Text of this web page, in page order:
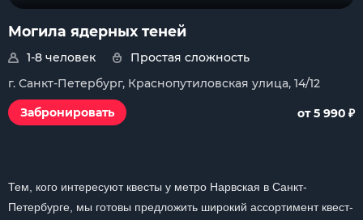
Могила ядерных теней
1-8 человек
Простая сложность
г. Санкт-Петербург, Краснопутиловская улица, 14/12
Забронировать
от 5 990 ₽
Тем, кого интересуют квесты у метро Нарвская в Санкт-
Петербурге, мы готовы предложить широкий ассортимент квест-